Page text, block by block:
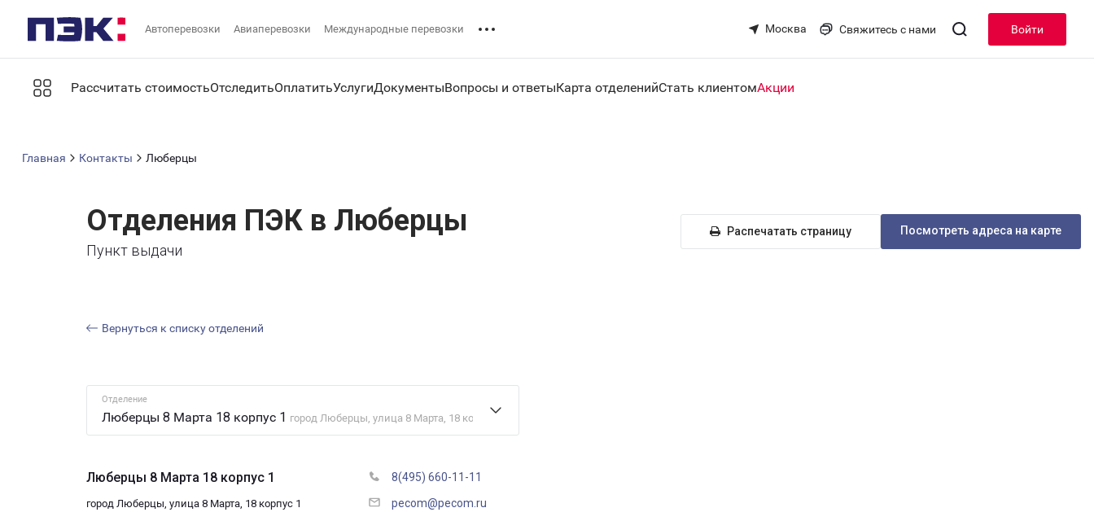
Автоперевозки Авиаперевозки Международные перевозки Москва Свяжитесь с нами Войти
Рассчитать стоимостьОтследитьОплатитьУслугиДокументыВопросы и ответыКарта отделенийСтать клиентомАкции
Главная Контакты Люберцы
Отделения ПЭК в Люберцы
Пункт выдачи
Распечатать страницу Посмотреть адреса на карте
Вернуться к списку отделений
Отделение
Люберцы 8 Марта 18 корпус 1 город Люберцы, улица 8 Марта, 18 корпус 1
Люберцы 8 Марта 18 корпус 1
город Люберцы, улица 8 Марта, 18 корпус 1
8(495) 660-11-11
pecom@pecom.ru